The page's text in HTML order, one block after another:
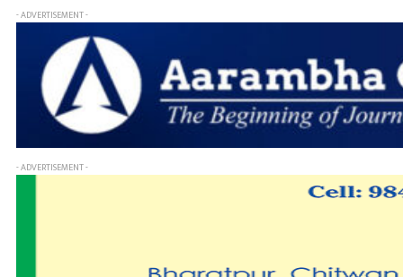
- ADVERTISEMENT -
- ADVERTISEMENT -